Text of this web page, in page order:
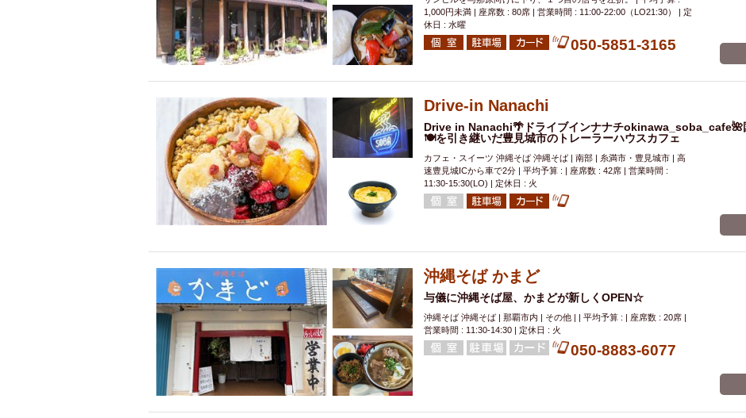
ソファー
激辛料理 石垣牛 アヒージョ アサヒ 割烹 女性専用トイレあり
ファーストフード
スペシャルディナー
スクリーン
スペインバル・イタリアンバール 食べ放題 動物カフェ＆バー 屋富祖地区
餃子
キリン 分煙 少人数貸切(15名以下から)
ホッピー
電気ブラン
マイク
サッポロ 昼宴会 イベリコ豚 山盛、メガ盛り つけ麺 日本そば
市立病院前駅周辺
中華 お好み焼き・もんじゃ オーガニック プレミアムフライデー
綺麗orお洒落なトイレ
ランチバイキング フルーツハイボール
クラフトビール
鉄板焼き 幹事様特典 おばんざい チーズタッカルビ
壺川駅周辺
秋限定メニュー
ラクレット
赤嶺駅周辺 シードル 那覇空港駅周辺 儀保駅周辺
1,000円未満 | 座席数 : 80席 | 営業時間 : 11:00-22:00（LO21:30） | 定
休日 : 水曜
050-5851-3165
Drive-in Nanachi
Drive in Nanachi🌴ドライブインナナチokinawa_soba_cafe🌺
🍽を引き継いだ豊見城市のトレーラーハウスカフェ
カフェ・スイーツ 沖縄そば 沖縄そば | 南部 | 糸満市・豊見城市 | 高
速豊見城ICから車で2分 | 平均予算 : | 座席数 : 42席 | 営業時間 :
11:30-15:30(LO) | 定休日 : 火
沖縄そば かまど
与儀に沖縄そば屋、かまどが新しくOPEN☆
沖縄そば 沖縄そば | 那覇市内 | その他 | | 平均予算 : | 座席数 : 20席 |
営業時間 : 11:30-14:30 | 定休日 : 火
050-8883-6077